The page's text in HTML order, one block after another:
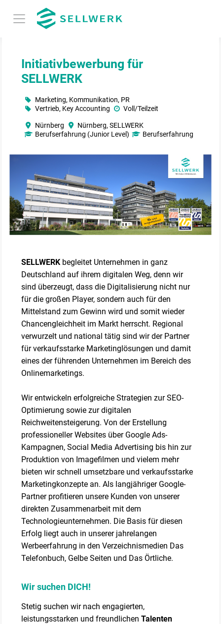
Initiativbewerbung für
SELLWERK
Nürnberg
Nürnberg, SELLWERK
Berufserfahrung (Junior Level)
Berufserfahrung
Marketing, Kommunikation, PR
Vertrieb, Key Accounting
Voll/Teilzeit
SELLWERK begleitet Unternehmen in ganz
Deutschland auf ihrem digitalen Weg, denn wir
sind überzeugt, dass die Digitalisierung nicht nur
für die großen Player, sondern auch für den
Mittelstand zum Gewinn wird und somit wieder
Chancengleichheit im Markt herrscht. Regional
verwurzelt und national tätig sind wir der Partner
für verkaufsstarke Marketinglösungen und damit
eines der führenden Unternehmen im Bereich des
Onlinemarketings.
Wir entwickeln erfolgreiche Strategien zur SEO-
Optimierung sowie zur digitalen
Reichweitensteigerung. Von der Erstellung
professioneller Websites über Google Ads-
Kampagnen, Social Media Advertising bis hin zur
Produktion von Imagefilmen und vielem mehr
bieten wir schnell umsetzbare und verkaufsstarke
Marketingkonzepte an. Als langjähriger Google-
Partner profitieren unsere Kunden von unserer
direkten Zusammenarbeit mit dem
Technologieunternehmen. Die Basis für diesen
Erfolg liegt auch in unserer jahrelangen
Werbeerfahrung in den Verzeichnismedien Das
Telefonbuch, Gelbe Seiten und Das Örtliche.
Wir suchen DICH!
Stetig suchen wir nach engagierten,
leistungsstarken und freundlichenTalenten